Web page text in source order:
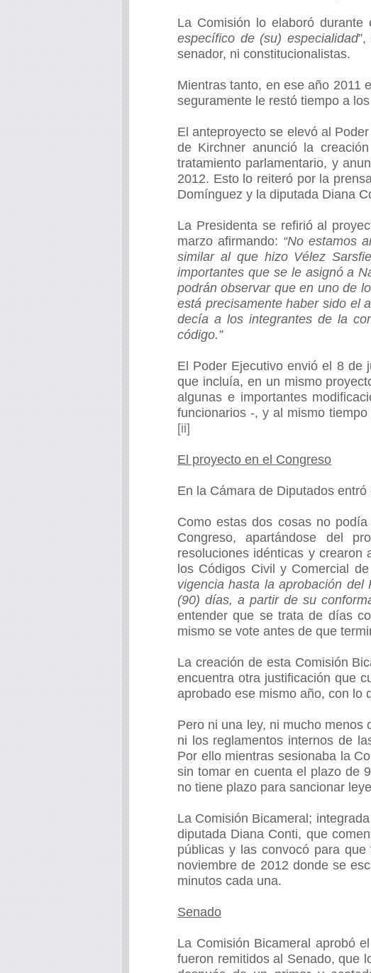
La Comisión lo elaboró
específico de (su) especialidad
senador, ni constitucionalistas.
Mientras tanto, en ese año 2011
seguramente le restó tiempo a
El anteproyecto se elevó al
de Kirchner anunció la
tratamiento parlamentario, y
2012. Esto lo reiteró por la
Domínguez y la diputada Diana
La Presidenta se refirió al
marzo afirmando: “No estamos
similar al que hizo Vélez
importantes que se le asignó a
podrán observar que en uno de
está precisamente haber sido el
decía a los integrantes de la
código.”
El Poder Ejecutivoenvió el 8 de
que incluía, en un mismo
algunas e importantes
funcionarios -, y al mismo
[ii]
El proyecto en el Congreso
En la Cámara de Diputados
Como estas dos cosas no
Congreso, apartándose del
resoluciones idénticas y crearon
los Códigos Civil y Comercial
vigencia hasta la aprobación
(90) días, a partir de su
entender que se trata de días
mismo se vote antes de que
La creación de esta Comisión
encuentra otra justificación que
aprobado ese mismo año, con lo
Pero ni una ley, ni mucho menos
ni los reglamentos internos de
Por ello mientras sesionaba la
sin tomar en cuenta el plazo de
no tiene plazo para sancionar
La Comisión Bicameral;
diputada Diana Conti, que
públicas y las convocó para
noviembre de 2012 donde se
minutos cada una.
Senado
La Comisión Bicameral aprobó
fueron remitidos al Senado, que